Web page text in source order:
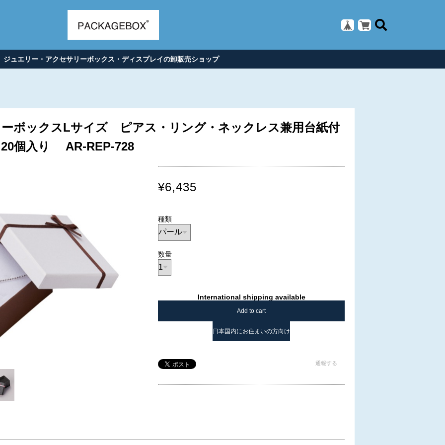
ジュエリー・アクセサリーボックス・ディスプレイの卸販売ショップ
ボックスLサイズ ピアス・リング・ネックレス兼用台紙付
個入り AR-REP-728
¥6,435
種類
数量
International shipping available
Add to cart
日本国内にお住まいの方向け
通報する